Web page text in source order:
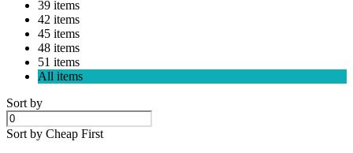
39 items
42 items
45 items
48 items
51 items
All items
Sort by
Sort by Cheap First